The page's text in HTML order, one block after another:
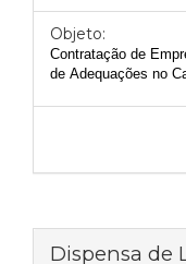
Objeto:
Contratação de
de Adequações no
Dispensa de